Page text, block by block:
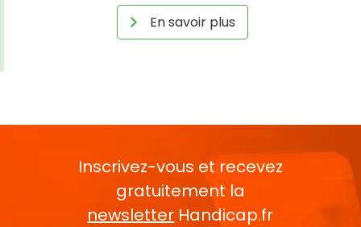
En savoir plus
Inscrivez-vous et recevez
gratuitement la
newsletter Handicap.fr